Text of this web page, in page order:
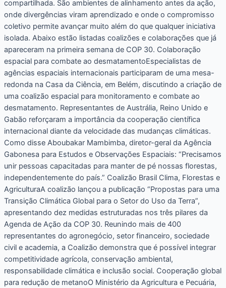
compartilhada. São ambientes de alinhamento antes da ação,
onde divergências viram aprendizado e onde o compromisso
coletivo permite avançar muito além do que qualquer iniciativa
isolada. Abaixo estão listadas coalizões e colaborações que já
apareceram na primeira semana de COP 30. Colaboração
espacial para combate ao desmatamentoEspecialistas de
agências espaciais internacionais participaram de uma mesa-
redonda na Casa da Ciência, em Belém, discutindo a criação de
uma coalizão espacial para monitoramento e combate ao
desmatamento. Representantes de Austrália, Reino Unido e
Gabão reforçaram a importância da cooperação científica
internacional diante da velocidade das mudanças climáticas.
Como disse Aboubakar Mambimba, diretor-geral da Agência
Gabonesa para Estudos e Observações Espaciais: “Precisamos
unir pessoas capacitadas para manter de pé nossas florestas,
independentemente do país.” Coalizão Brasil Clima, Florestas e
AgriculturaA coalizão lançou a publicação “Propostas para uma
Transição Climática Global para o Setor do Uso da Terra”,
apresentando dez medidas estruturadas nos três pilares da
Agenda de Ação da COP 30. Reunindo mais de 400
representantes do agronegócio, setor financeiro, sociedade
civil e academia, a Coalizão demonstra que é possível integrar
competitividade agrícola, conservação ambiental,
responsabilidade climática e inclusão social. Cooperação global
para redução de metanoO Ministério da Agricultura e Pecuária,